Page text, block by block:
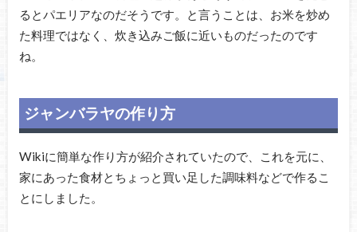
るとパエリアなのだそうです。と言うことは、お米を炒め
た料理ではなく、炊き込みご飯に近いものだったのです
ね。
ジャンバラヤの作り方
Wikiに簡単な作り方が紹介されていたので、これを元に、
家にあった食材とちょっと買い足した調味料などで作るこ
とにしました。